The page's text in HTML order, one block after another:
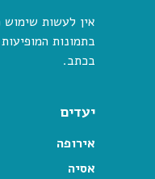
אין לעשות
בתמונות
בכתב.
יעדים
אירופה
אסיה